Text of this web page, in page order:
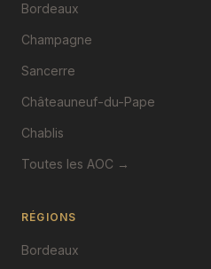
Bordeaux
Champagne
Sancerre
Châteauneuf-du-Pape
Chablis
Toutes les AOC →
RÉGIONS
Bordeaux